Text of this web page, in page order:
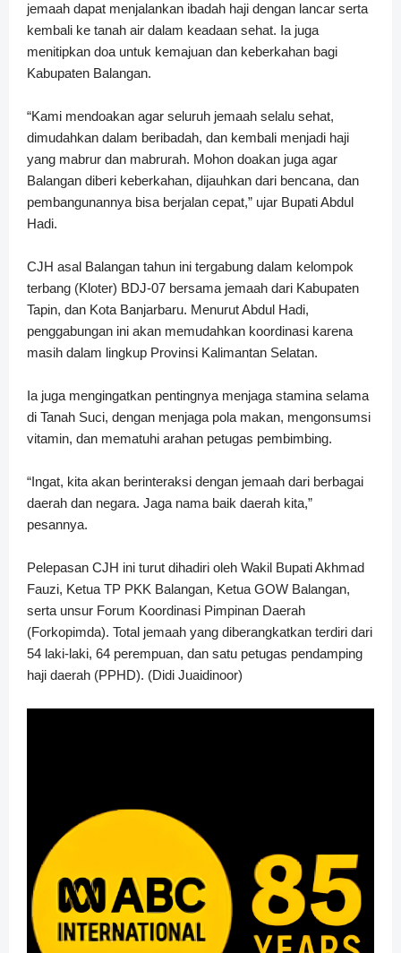
jemaah dapat menjalankan ibadah haji dengan lancar serta
kembali ke tanah air dalam keadaan sehat. Ia juga
menitipkan doa untuk kemajuan dan keberkahan bagi
Kabupaten Balangan.
“Kami mendoakan agar seluruh jemaah selalu sehat,
dimudahkan dalam beribadah, dan kembali menjadi haji
yang mabrur dan mabrurah. Mohon doakan juga agar
Balangan diberi keberkahan, dijauhkan dari bencana, dan
pembangunannya bisa berjalan cepat,” ujar Bupati Abdul
Hadi.
CJH asal Balangan tahun ini tergabung dalam kelompok
terbang (Kloter) BDJ-07 bersama jemaah dari Kabupaten
Tapin, dan Kota Banjarbaru. Menurut Abdul Hadi,
penggabungan ini akan memudahkan koordinasi karena
masih dalam lingkup Provinsi Kalimantan Selatan.
Ia juga mengingatkan pentingnya menjaga stamina selama
di Tanah Suci, dengan menjaga pola makan, mengonsumsi
vitamin, dan mematuhi arahan petugas pembimbing.
“Ingat, kita akan berinteraksi dengan jemaah dari berbagai
daerah dan negara. Jaga nama baik daerah kita,”
pesannya.
Pelepasan CJH ini turut dihadiri oleh Wakil Bupati Akhmad
Fauzi, Ketua TP PKK Balangan, Ketua GOW Balangan,
serta unsur Forum Koordinasi Pimpinan Daerah
(Forkopimda). Total jemaah yang diberangkatkan terdiri dari
54 laki-laki, 64 perempuan, dan satu petugas pendamping
haji daerah (PPHD). (Didi Juaidinoor)